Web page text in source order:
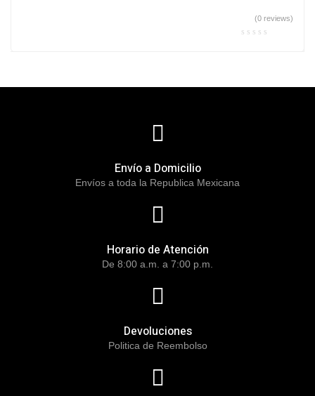
(0 reviews)
Envío a Domicilio
Envíos a toda la Republica Mexicana
Horario de Atención
De 8:00 a.m. a 7:00 p.m.
Devoluciones
Politica de Reembolso